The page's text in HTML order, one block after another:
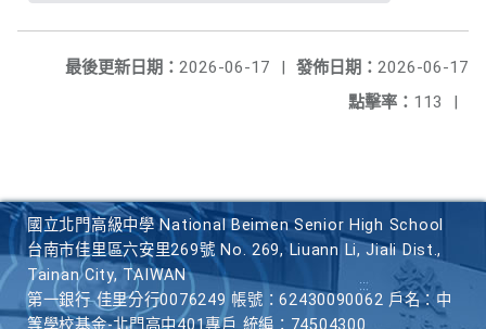
發佈日期： 2026-06-17
最後更新日期： 2026-06-17
|
點擊率： 113 |
國立北門高級中學 National Beimen Senior High School
台南市佳里區六安里269號 No. 269, Liuann Li, Jiali Dist.,
Tainan City, TAIWAN
第一銀行 佳里分行0076249 帳號：62430090062 戶名：中
等學校基金-北門高中401專戶 統編：74504300